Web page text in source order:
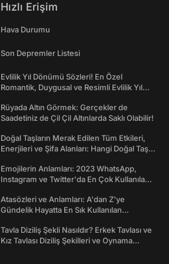
Hızlı Erişim
Hava Durumu
Son Depremler Listesi
Evlilik Yıl Dönümü Sözleri! En Özel
Romantik, Duygusal ve Resimli Evlilik Yıl
Rüyada Altın Görmek: Gerçekler de
Saadetiniz de Çil Çil Altınlarda Saklı Olabilir!
Doğal Taşların Merak Edilen Tüm Etkileri,
Enerjileri ve Şifa Alanları: Hangi Doğal Taş
Emojilerin Anlamları: 2023 WhatsApp,
Instagram ve Twitter'da En Çok Kullanılan
Atasözleri ve Anlamları: A'dan Z'ye
Gündelik Hayatta En Sık Kullanılan
Tavla Diziliş Şekli Nasıldır? Erkek Tavlası ve
Kız Tavlası Diziliş Şekilleri ve Oynama